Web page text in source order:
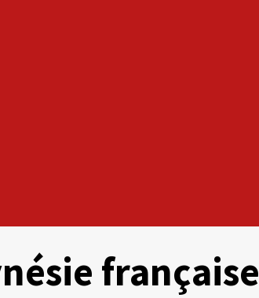
française